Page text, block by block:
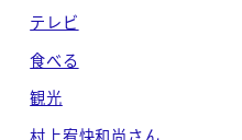
テレビ
食べる
観光
村上宥快和尚さん